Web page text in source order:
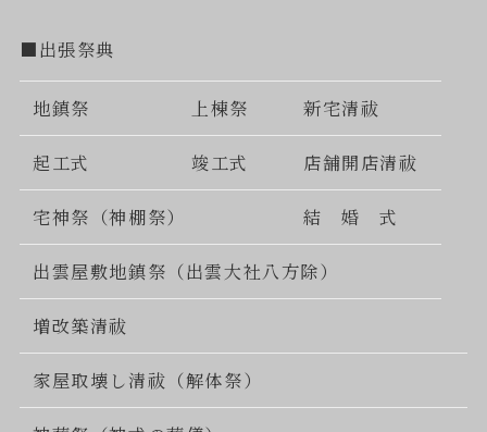
■出張祭典
地鎮祭 上棟祭 新宅清祓
起工式 竣工式 店舗開店清祓
宅神祭（神棚祭） 結 婚 式
出雲屋敷地鎮祭（出雲大社八方除）
増改築清祓
家屋取壊し清祓（解体祭）